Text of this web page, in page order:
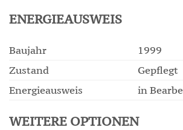
ENERGIEAUSWEIS
Baujahr
1999
Zustand
Gepflegt
Energieausweis
in
WEITERE OPTIONEN